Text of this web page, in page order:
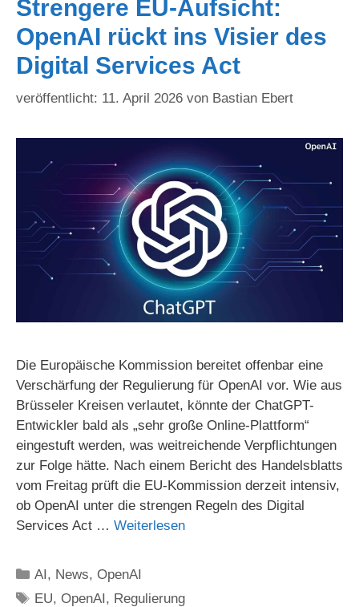
Strengere EU-Aufsicht:
OpenAI rückt ins Visier des
Digital Services Act
11. April 2026 von Bastian Ebert
Die Europäische Kommission bereitet offenbar eine
Verschärfung der Regulierung für OpenAI vor. Wie aus
Brüsseler Kreisen verlautet, könnte der ChatGPT-
Entwickler bald als „sehr große Online-Plattform“
eingestuft werden, was weitreichende Verpflichtungen
zur Folge hätte. Nach einem Bericht des Handelsblatts
vom Freitag prüft die EU-Kommission derzeit intensiv,
ob OpenAI unter die strengen Regeln des Digital
Services Act … Weiterlesen
Kategorien
AI, News,OpenAI
Schlagwörter
EU,OpenAI, Regulierung